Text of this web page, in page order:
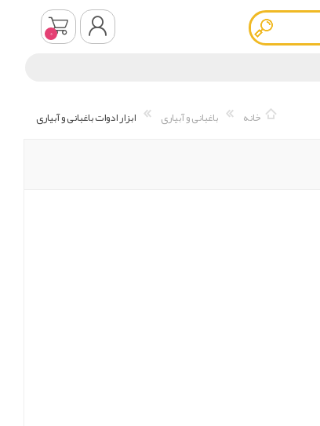
ورود به سیستم
0
خانه باغبانی و آبیاری ابزار ادوات باغبانی و آبیاری